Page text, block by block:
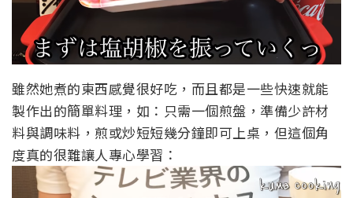
雖然她煮的東西感覺很好吃，而且都是一些快速就能
製作出的簡單料理，如：只需一個煎盤，準備少許材
料與調味料，煎或炒短短幾分鐘即可上桌，但這個角
度真的很難讓人專心學習：